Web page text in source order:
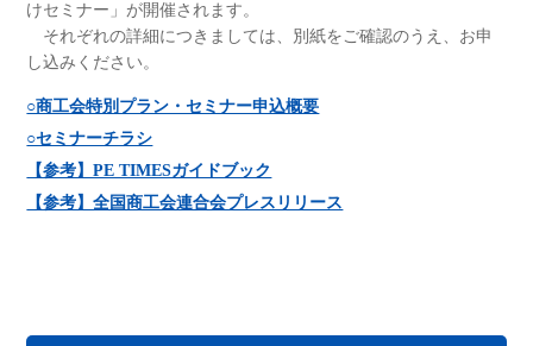
けセミナー」が開催されます。
それぞれの詳細につきましては、別紙をご確認のうえ、お申
し込みください。
○商工会特別プラン・セミナー申込概要
○セミナーチラシ
【参考】PE TIMESガイドブック
【参考】全国商工会連合会プレスリリース